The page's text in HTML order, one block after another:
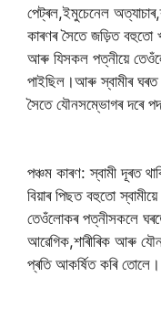
পেট্ৰল,ইমুচেনেল
কাৰণৰ সৈতে জড়িত বহুতো
আৰু যিসকল পত্নীয়ে
পাইছিল।আৰু স্বামীৰ ঘৰত
সৈতে যৌনসম্ভোগৰ দৰে
পঞ্চম কাৰণ: স্বামী দূৰত
বিয়াৰ পিছত বহুতো
তেওঁলোকৰ পত্নীসকলে
আৱেগিক,শাৰীৰিক আৰু
প্ৰতি আকৰ্ষিত কৰি তোলে।